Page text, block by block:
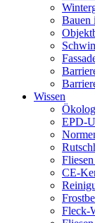
Bauen
Wissen
EPD-
CE-
Fleck-